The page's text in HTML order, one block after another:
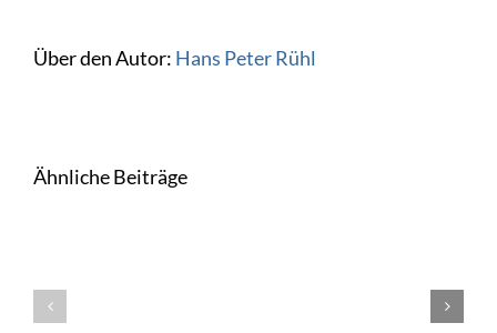
Über den Autor: Hans Peter Rühl
Ähnliche Beiträge
Die BWA
015: